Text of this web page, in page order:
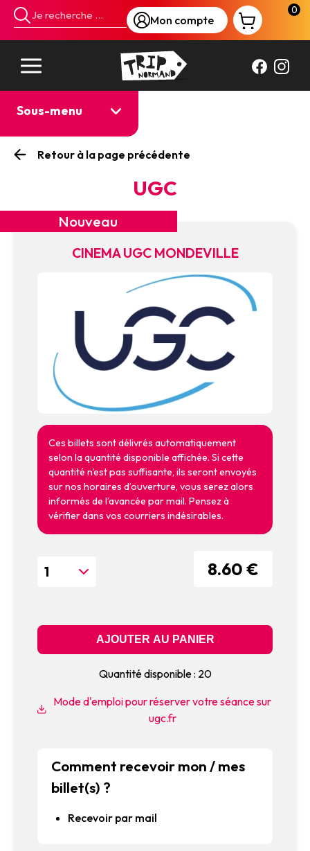
Mon compte
0
Sous-menu
Retour à la page précédente
UGC
CINEMA UGC MONDEVILLE
Ces billets sont délivrés automatiquement
selon la quantité disponible affichée. Si cette
quantité n'est pas suffisante, ils seront envoyés
sur nos horaires d’ouverture, vous serez alors
informés de l’avancée par mail. Pensez à
vérifier dans vos courriers indésirables.
8.60 €
Quantité disponible : 20
Nouveau
Mode d'emploi pour réserver votre séance sur
ugc.fr
Comment recevoir mon / mes
billet(s) ?
Recevoir par mail
Panneau de gestion des cookies